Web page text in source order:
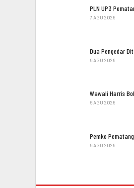
PLN UP3
7 AGU 2026
Dua Pengedar
6 AGU 2026
Wawali Harris
6 AGU 2026
Pemko
6 AGU 2026